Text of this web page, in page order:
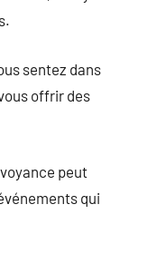
sentez dans
offrir des
peut
qui